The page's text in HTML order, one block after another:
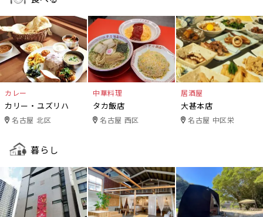
カレー
カリー・ユズリハ
名古屋 北区
中華料理
タカ飯店
名古屋 西区
居酒屋
大甚本店
名古屋 中区栄
暮らし